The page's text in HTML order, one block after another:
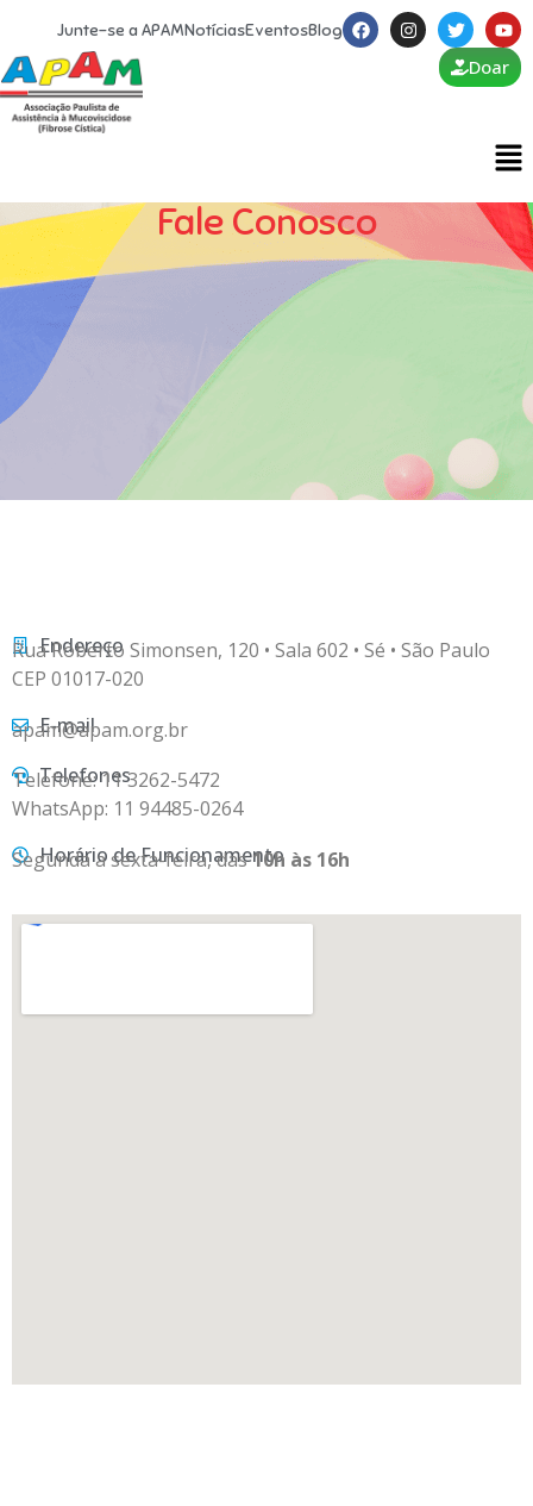
Junte-se a APAMNotíciasEventosBlog
Doar
Fale Conosco
Endereço
Rua Roberto Simonsen, 120 • Sala 602 • Sé • São Paulo
CEP 01017-020
E-mail
apam@apam.org.br
Telefones
Telefone: 11 3262-5472
WhatsApp: 11 94485-0264
Horário de Funcionamento
Segunda a sexta-feira, das10h às 16h